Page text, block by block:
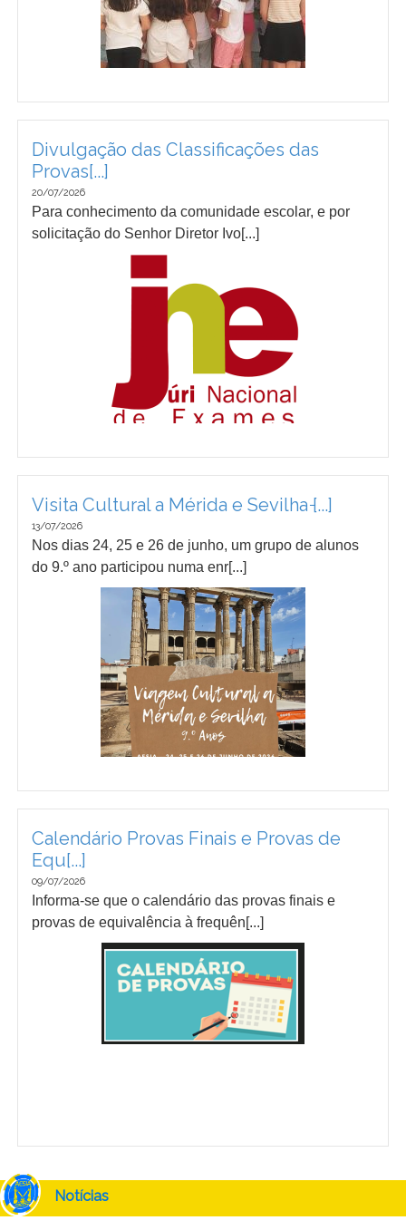
Divulgação das Classificações das
Provas[...]
20/07/2026
Para conhecimento da comunidade escolar, e por
solicitação do Senhor Diretor Ivo[...]
Visita Cultural a Mérida e Sevilha ̵[...]
13/07/2026
Nos dias 24, 25 e 26 de junho, um grupo de alunos
do 9.º ano participou numa enr[...]
Calendário Provas Finais e Provas de
Equ[...]
09/07/2026
Informa-se que o calendário das provas finais e
provas de equivalência à frequên[...]
Notícias